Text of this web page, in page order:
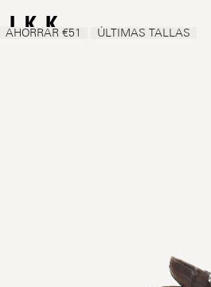
AHORRAR €51 ÚLTIMAS TALLAS